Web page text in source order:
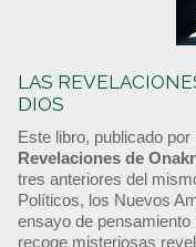
LAS
DIOS
Este libro, publicado
Revelaciones de
tres anteriores del
Políticos, los Nuevos
ensayo de
recoge misteriosas